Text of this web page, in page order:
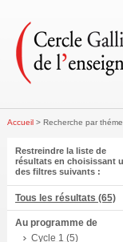
Accueil > Recherche par
Restreindre la liste de
résultats en choisissant
des filtres suivants :
Tous les résultats (65)
Au programme de
Cycle 1 (5)